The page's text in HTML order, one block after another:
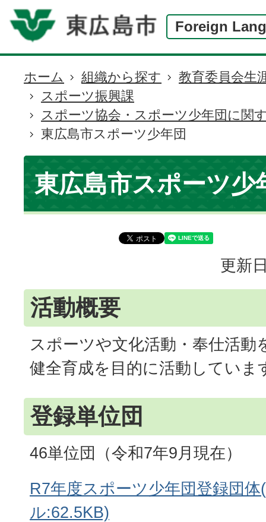
Foreign
現
在
の
位
置
ホーム 組織から探す
教育委員会生
スポーツ振興課
スポーツ協会・スポーツ少年団に関
東広島市スポーツ少年団
東広島市スポーツ少
更新
活動概要
スポーツや文化活動・奉仕活動
健全育成を目的に活動していま
登録単位団
46単位団（令和7年9月現在）
R7年度スポーツ少年団登録団
ル:62.5KB)